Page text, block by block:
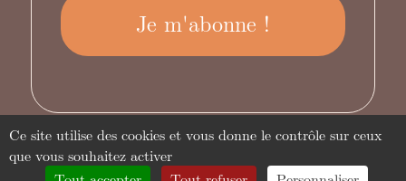
Ce site utilise des cookies et vous donne le contrôle sur ceux
que vous souhaitez activer